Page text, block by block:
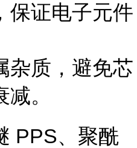
保证电子元件
杂质，避免芯
。
PPS、聚酰